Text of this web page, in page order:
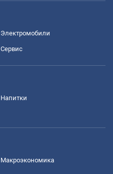
Электромобили
Сервис
Напитки
Mакроэкономика